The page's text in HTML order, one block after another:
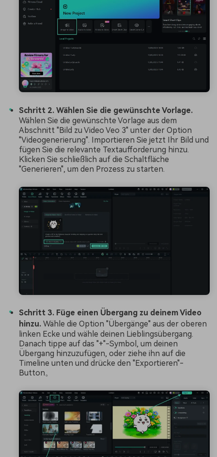
Schritt 2. Wählen Sie die gewünschte Vorlage.
Wählen Sie die gewünschte Vorlage aus dem
Abschnitt "Bild zu Video Veo 3" unter der Option
"Videogenerierung". Importieren Sie jetzt Ihr Bild und
fügen Sie die relevante Textaufforderung hinzu.
Klicken Sie schließlich auf die Schaltfläche
"Generieren", um den Prozess zu starten.
Schritt 3. Füge einen Übergang zu deinem Video
hinzu. Wähle die Option "Übergänge" aus der oberen
linken Ecke und wähle deinen Lieblingsübergang.
Danach tippe auf das "+"-Symbol, um deinen
Übergang hinzuzufügen, oder ziehe ihn auf die
Timeline unten und drücke den "Exportieren"-
Button。